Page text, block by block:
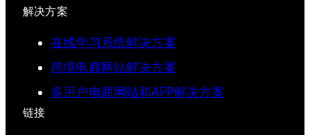
解决方案
在线学习系统解决方案
跨境电商网站解决方案
多用户电商网站和APP解决方案
链接